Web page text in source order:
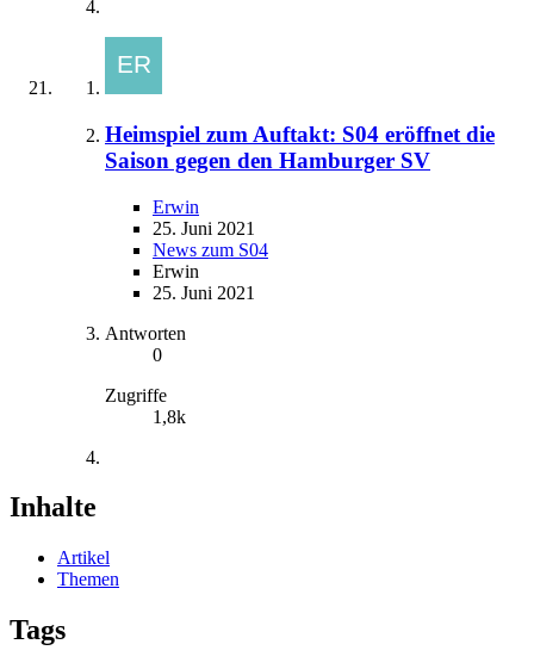
Heimspiel zum Auftakt: S04 eröffnet die
Saison gegen den Hamburger SV
Erwin
25. Juni 2021
News zum S04
Erwin
25. Juni 2021
Antworten
0
Zugriffe
1,8k
Inhalte
Artikel
Themen
Tags